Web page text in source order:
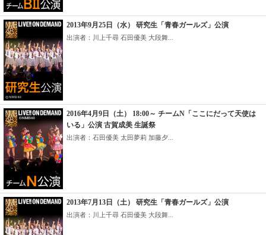
2013年9月25日（水） 研究生「青春ガールズ」公演
出演者：川上千尋 石田優美 大段舞...
2016年4月9日（土） 18:00～ チームN「ここにだって天使は
いる」公演 古賀成美 生誕祭
出演者：石田優美 太田夢莉 加藤夕...
2013年7月13日（土） 研究生「青春ガールズ」公演
出演者：川上千尋 石田優美 大段舞...